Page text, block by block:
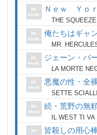
Ｎｅｗ Ｙｏ
THE SQUEEZE
俺たちはギャ
MR.
ジェーン・バ
LA MORTE
悪魔の性・全
SETTE
続・荒野の無
IL WEST TI
皆殺しの用心